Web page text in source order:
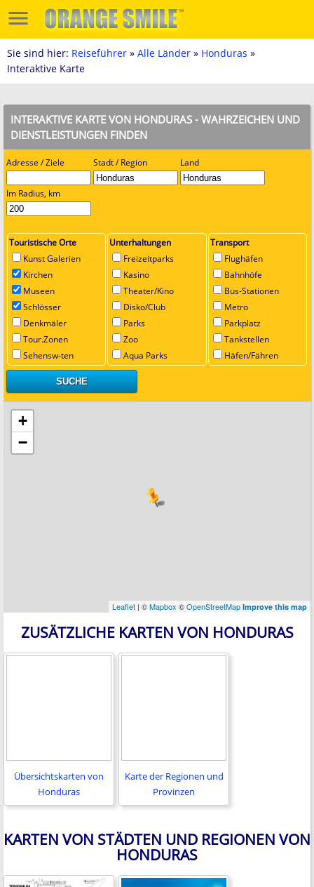
Sie sind hier: Reiseführer » Alle Länder » Honduras »
Interaktive Karte
INTERAKTIVE KARTE VON HONDURAS - WAHRZEICHEN UND
DIENSTLEISTUNGEN FINDEN
Adresse / Ziele Stadt / Region Land
Im Radius, km
Touristische Orte
Kunst Galerien
Kirchen
Museen
Schlösser
Denkmäler
Tour.Zonen
Sehensw-ten
Unterhaltungen
Freizeitparks
Kasino
Theater/Kino
Disko/Club
Parks
Zoo
Aqua Parks
Transport
Flughäfen
Bahnhöfe
Bus-Stationen
Metro
Parkplatz
Tankstellen
Häfen/Fähren
+
−
Leaflet | ©Mapbox ©OpenStreetMap Improve this map
ZUSÄTZLICHE KARTEN VON HONDURAS
Übersichtskarten von
Honduras
Karte der Regionen und
Provinzen
KARTEN VON STÄDTEN UND REGIONEN VON
HONDURAS